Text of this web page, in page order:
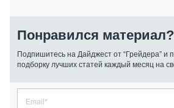
Понравился материал?
Подпишитесь на Дайджест от “Грейдера” и
подборку лучших статей каждый месяц на